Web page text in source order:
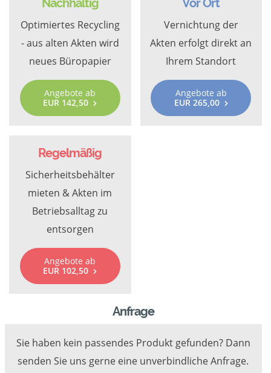
Nachhaltig
Optimiertes Recycling
- aus alten Akten wird
neues Büropapier
Angebote ab
EUR 142,50
Vor Ort
Vernichtung der
Akten erfolgt direkt an
Ihrem Standort
Angebote ab
EUR 265,00
Regelmäßig
Sicherheitsbehälter
mieten & Akten im
Betriebsalltag zu
entsorgen
Angebote ab
EUR 102,50
Anfrage
Sie haben kein passendes Produkt gefunden? Dann
senden Sie uns gerne eine unverbindliche Anfrage.